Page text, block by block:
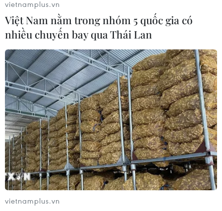
Hơn 100 người thiệt mạng trong mùa
mưa khốc liệt ở Ấn Độ
05/08/2026 09:39
Trung Quốc phóng thành công hai
vệ tinh siêu phổ Đông Phương Huệ
Nhãn
05/08/2026 07:16
Xem thêm
vietnamplus.vn
Việt Nam nằm trong nhóm 5 quốc gia có
nhiều chuyến bay qua Thái Lan
vietnamplus.vn